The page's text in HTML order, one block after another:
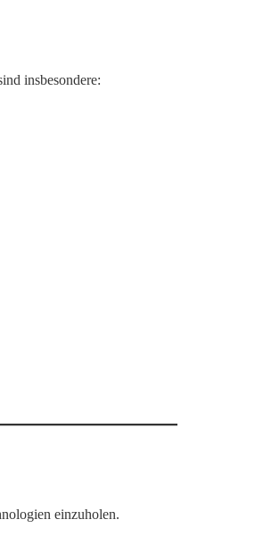
insbesondere:
einzuholen.